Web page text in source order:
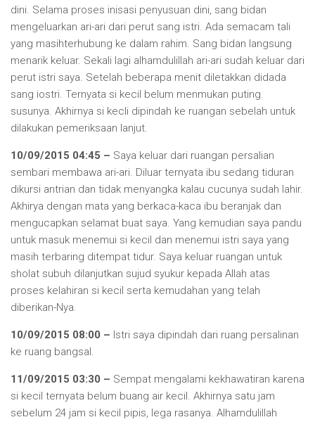
dini. Selama proses inisasi penyusuan dini, sang bidan
mengeluarkan ari-ari dari perut sang istri. Ada semacam tali
yang masihterhubung ke dalam rahim. Sang bidan langsung
menarik keluar. Sekali lagi alhamdulillah ari-ari sudah keluar dari
perut istri saya. Setelah beberapa menit diletakkan didada
sang iostri. Ternyata si kecil belum menmukan puting
susunya. Akhirnya si kecli dipindah ke ruangan sebelah untuk
dilakukan pemeriksaan lanjut.
10/09/2015 04:45 – Saya keluar dari ruangan persalian
sembari membawa ari-ari. Diluar ternyata ibu sedang tiduran
dikursi antrian dan tidak menyangka kalau cucunya sudah lahir.
Akhirya dengan mata yang berkaca-kaca ibu beranjak dan
mengucapkan selamat buat saya. Yang kemudian saya pandu
untuk masuk menemui si kecil dan menemui istri saya yang
masih terbaring ditempat tidur. Saya keluar ruangan untuk
sholat subuh dilanjutkan sujud syukur kepada Allah atas
proses kelahiran si kecil serta kemudahan yang telah
diberikan-Nya.
10/09/2015 08:00 – Istri saya dipindah dari ruang persalinan
ke ruang bangsal.
11/09/2015 03:30 – Sempat mengalami kekhawatiran karena
si kecil ternyata belum buang air kecil. Akhirnya satu jam
sebelum 24 jam si kecil pipis, lega rasanya. Alhamdulillah